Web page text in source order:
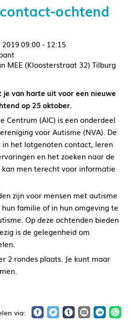
ochtend
09:00 - 12:15
MEE (Kloosterstraat 32) Tilburg
van harte uit voor een nieuwe
op 25 oktober.
Centrum (AIC) is een onderdeel
voor Autisme (NVA). De
in het lotgenoten contact, leren
en het zoeken naar de
men terecht voor informatie
zijn voor mensen met autisme
familie of in hun omgeving te
Op deze ochtenden bieden
is de gelegenheid om
2 rondes plaats. Je kunt maar